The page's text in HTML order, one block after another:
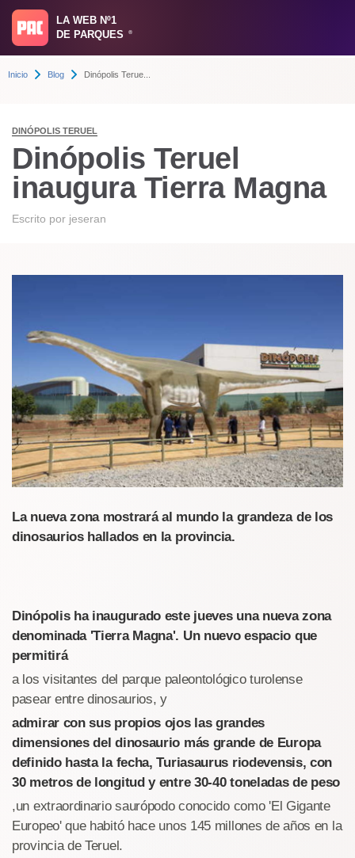
LA WEB Nº1
DE PARQUES
®
Inicio Blog Dinópolis Terue...
DINÓPOLIS TERUEL
Dinópolis Teruel
inaugura Tierra Magna
Escrito por jeseran
La nueva zona mostrará al mundo la grandeza de los
dinosaurios hallados en la provincia.
Dinópolis ha inaugurado este jueves una nueva zona
denominada 'Tierra Magna'. Un nuevo espacio que
permitirá
a los visitantes del parque paleontológico turolense
pasear entre dinosaurios, y
admirar con sus propios ojos las grandes
dimensiones del dinosaurio más grande de Europa
definido hasta la fecha, Turiasaurus riodevensis, con
30 metros de longitud y entre 30-40 toneladas de peso
,un extraordinario saurópodo conocido como 'El Gigante
Europeo' que habitó hace unos 145 millones de años en la
provincia de Teruel.